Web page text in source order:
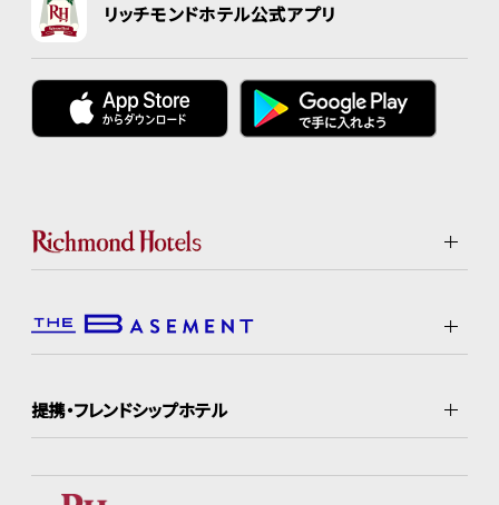
リッチモンドホテル公式アプリ
提携・フレンドシップホテル